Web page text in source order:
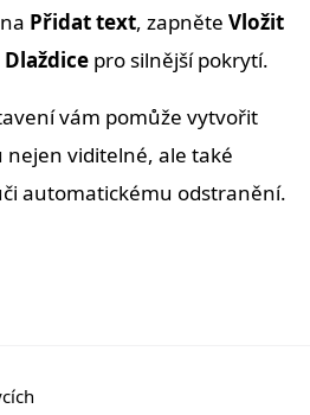
Přidat text, zapněte Vložit
Dlaždice pro silnější pokrytí.
vám pomůže vytvořit
nejen viditelné, ale také
automatickému odstranění.